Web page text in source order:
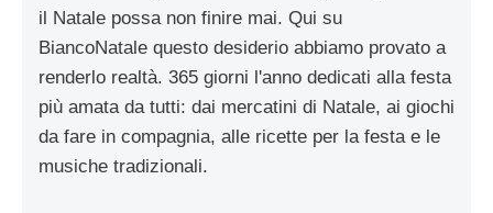
il Natale possa non finire mai. Qui su
BiancoNatale questo desiderio abbiamo provato a
renderlo realtà. 365 giorni l'anno dedicati alla festa
più amata da tutti: dai mercatini di Natale, ai giochi
da fare in compagnia, alle ricette per la festa e le
musiche tradizionali.